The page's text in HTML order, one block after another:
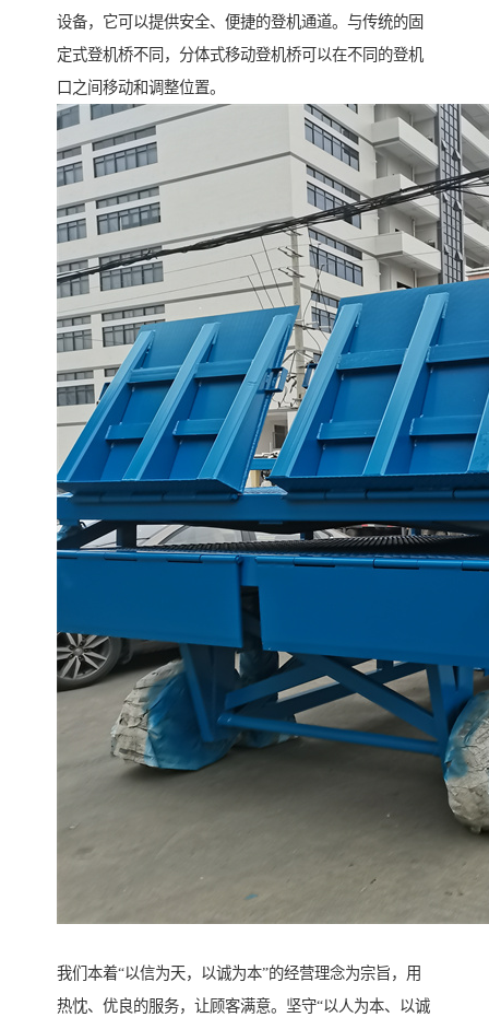
设备，它可以提供安全、便捷的登机通道。与传统的固
定式登机桥不同，分体式移动登机桥可以在不同的登机
口之间移动和调整位置。
我们本着“以信为天，以诚为本”的经营理念为宗旨，用
热忱、优良的服务，让顾客满意。坚守“以人为本、以诚